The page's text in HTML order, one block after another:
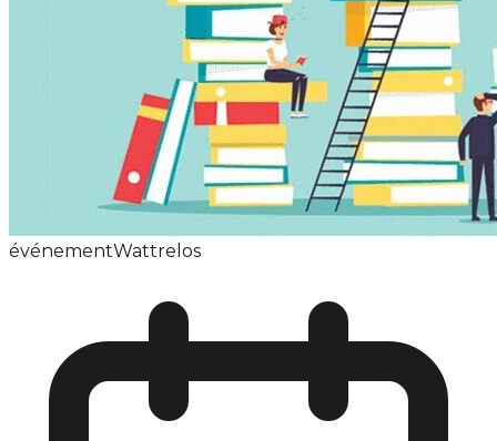
événementWattrelos